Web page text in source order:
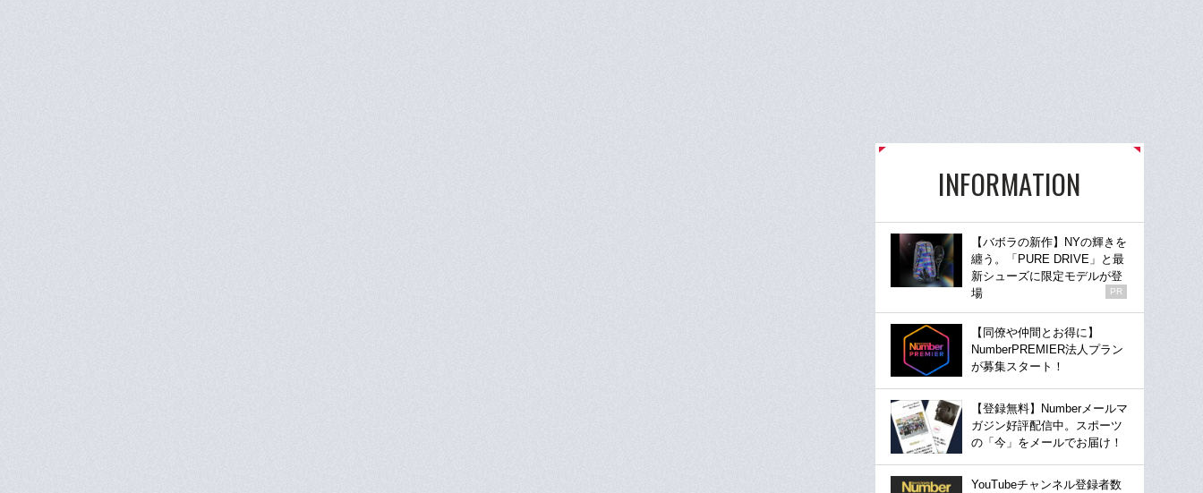
INFORMATION
【バボラの新作】NYの輝きを
纏う。「PURE DRIVE」と最
新シューズに限定モデルが登
場
PR
【同僚や仲間とお得に】
NumberPREMIER法人プラン
が募集スタート！
【登録無料】Numberメールマ
ガジン好評配信中。スポーツ
の「今」をメールでお届け！
YouTubeチャンネル登録者数